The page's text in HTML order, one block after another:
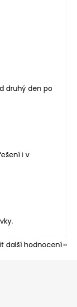
5 hvězdiček.
5 hvězdiček.
druhý den po
5 hvězdiček.
i v
5 hvězdiček.
další hodnocení